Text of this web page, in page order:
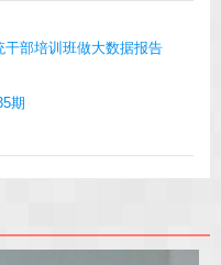
部培训班做大数据报告
期